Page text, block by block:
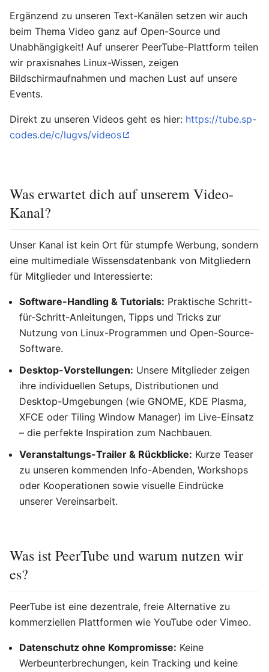
Ergänzend zu unseren Text-Kanälen setzen wir auch
beim Thema Video ganz auf Open-Source und
Unabhängigkeit! Auf unserer PeerTube-Plattform teilen
wir praxisnahes Linux-Wissen, zeigen
Bildschirmaufnahmen und machen Lust auf unsere
Events.
Direkt zu unseren Videos geht es hier: https://tube.sp-
codes.de/c/lugvs/videos
Was erwartet dich auf unserem Video-
Kanal?
Unser Kanal ist kein Ort für stumpfe Werbung, sondern
eine multimediale Wissensdatenbank von Mitgliedern
für Mitglieder und Interessierte:
Software-Handling & Tutorials: Praktische Schritt-
für-Schritt-Anleitungen, Tipps und Tricks zur
Nutzung von Linux-Programmen und Open-Source-
Software.
Desktop-Vorstellungen: Unsere Mitglieder zeigen
ihre individuellen Setups, Distributionen und
Desktop-Umgebungen (wie GNOME, KDE Plasma,
XFCE oder Tiling Window Manager) im Live-Einsatz
– die perfekte Inspiration zum Nachbauen.
Veranstaltungs-Trailer & Rückblicke: Kurze Teaser
zu unseren kommenden Info-Abenden, Workshops
oder Kooperationen sowie visuelle Eindrücke
unserer Vereinsarbeit.
Was ist PeerTube und warum nutzen wir
es?
PeerTube ist eine dezentrale, freie Alternative zu
kommerziellen Plattformen wie YouTube oder Vimeo.
Datenschutz ohne Kompromisse: Keine
Werbeunterbrechungen, kein Tracking und keine